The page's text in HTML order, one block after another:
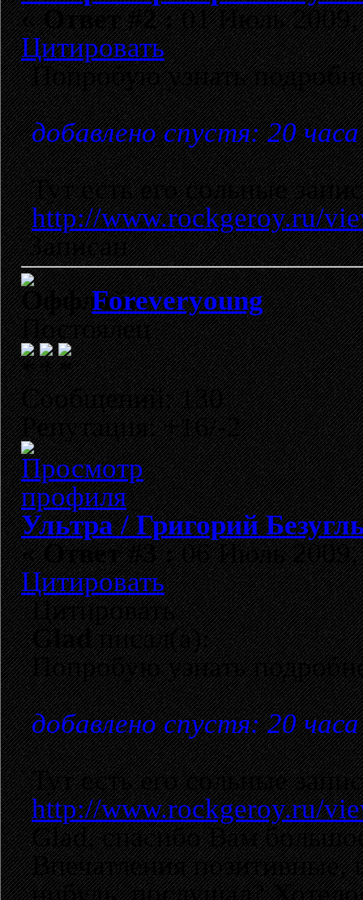
«Ответ #2 :01 Июль 2009,
Цитировать
Попробую узнать
добавлено спустя: 20
Тут есть его сольные
http://www.rockgeroy.ru/
Записан
Foreveryoung
Постоялец
Сообщений: 130
Репутация: +16/-2
Ультра / Григорий
«Ответ #3 :06 Июль 2009,
Цитировать
Цитировать
Gladписал(а):
Попробую узнать
добавлено спустя: 20
Тут есть его сольные
http://www.rockgeroy.ru/
Glad, спасибо Вам
Впечатления позитивные,